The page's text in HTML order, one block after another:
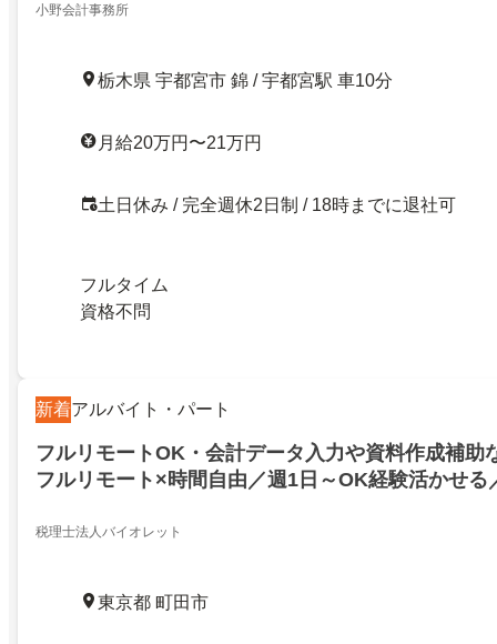
小野会計事務所
栃木県 宇都宮市 錦 / 宇都宮駅 車10分
月給20万円〜21万円
土日休み / 完全週休2日制 / 18時までに退社可
フルタイム
資格不問
新着アルバイト・パート
フルリモートOK・会計データ入力や資料作成補助
フルリモート×時間自由／週1日～OK経験活かせる
税理士法人バイオレット
東京都 町田市